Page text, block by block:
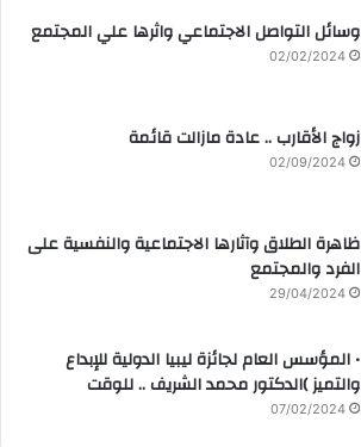
وسائل التواصل الاجتماعي واثرها علي المجتمع
02/02/2024
زواج الأقارب .. عادة مازالت قائمة
02/09/2024
ظاهرة الطلاق وآثارها الاجتماعية والنفسية على
الفرد والمجتمع
29/04/2024
• المؤسس العام لجائزة ليبيا الدولية للإبداع
والتميز )الدكتور محمد الشريف .. للوقت
07/02/2024